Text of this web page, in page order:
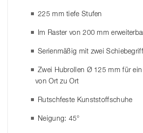
225 mm tiefe Stufen
Im Raster von 200 mm
Serienmäßig mit zwei
Zwei Hubrollen Ø 125 mm für ein
von Ort zu Ort
Rutschfeste Kunststoffschuhe
Neigung: 45°